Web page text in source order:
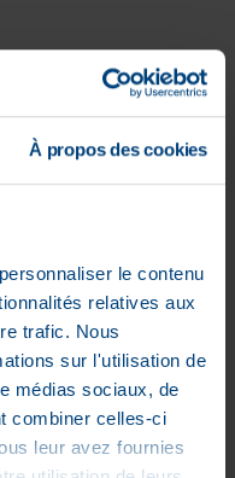
À propos des cookies
le contenu
relatives aux
trafic. Nous
sur l'utilisation de
médias sociaux, de
combiner celles-ci
leur avez fournies